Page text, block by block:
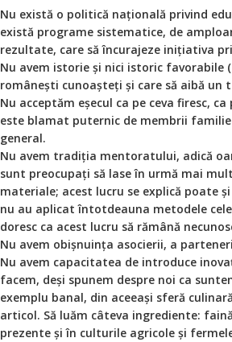
Nu există o politică națională privind
există programe sistematice, de
rezultate, care să încurajeze inițiativa
Nu avem istorie și nici istoric favorabile
românești cunoașteți și care să aibă un
Nu acceptăm eșecul ca pe ceva firesc,
este blamat puternic de membrii
general.
Nu avem tradiția mentoratului, adică
sunt preocupați să lase în urmă mai
materiale; acest lucru se explică poate
nu au aplicat întotdeauna metodele
doresc ca acest lucru să rămână
Nu avem obișnuința asocierii, a
Nu avem capacitatea de introduce
facem, deși spunem despre noi ca
exemplu banal, din aceeași sferă
articol. Să luăm câteva ingrediente:
prezente și în culturile agricole și